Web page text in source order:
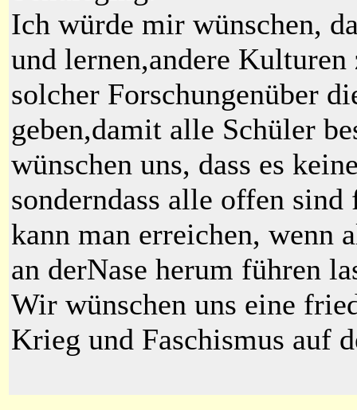
Ich würde mir wünschen,
und lernen,andere
solcher Forschungenüber
geben,damit alle Schüler
wünschen uns, dass es
sonderndass alle offen
kann man erreichen, wenn
an derNase herum führen
Wir wünschen uns eine
Krieg und Faschismus auf